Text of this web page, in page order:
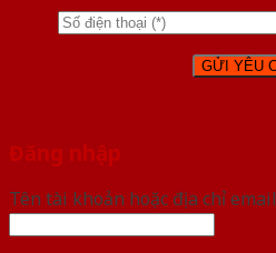
Đăng nhập
Tên tài khoản hoặc địa chỉ email